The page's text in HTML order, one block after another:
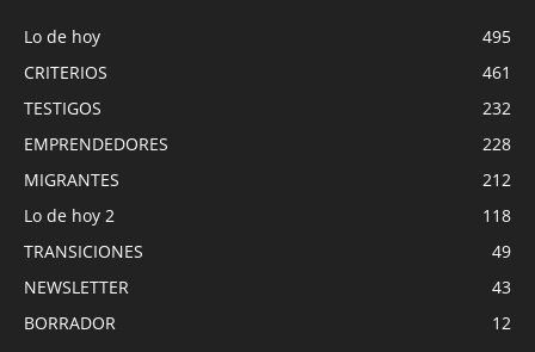
Lo de hoy
495
CRITERIOS
461
TESTIGOS
232
EMPRENDEDORES
228
MIGRANTES
212
Lo de hoy 2
118
TRANSICIONES
49
NEWSLETTER
43
BORRADOR
12